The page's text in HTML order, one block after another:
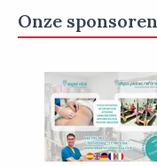
Onze sponsoren